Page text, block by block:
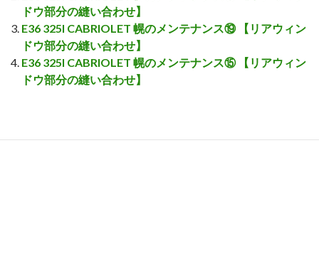
ドウ部分の縫い合わせ】
E36 325I CABRIOLET 幌のメンテナンス⑲ 【リアウィン
ドウ部分の縫い合わせ】
E36 325I CABRIOLET 幌のメンテナンス⑮ 【リアウィン
ドウ部分の縫い合わせ】